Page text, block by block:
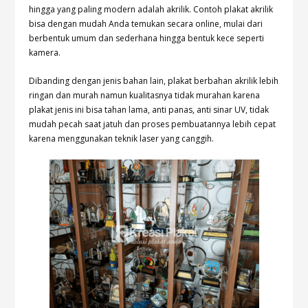
hingga yang paling modern adalah akrilik. Contoh plakat akrilik
bisa dengan mudah Anda temukan secara online, mulai dari
berbentuk umum dan sederhana hingga bentuk kece seperti
kamera.
Dibanding dengan jenis bahan lain, plakat berbahan akrilik lebih
ringan dan murah namun kualitasnya tidak murahan karena
plakat jenis ini bisa tahan lama, anti panas, anti sinar UV, tidak
mudah pecah saat jatuh dan proses pembuatannya lebih cepat
karena menggunakan teknik laser yang canggih.